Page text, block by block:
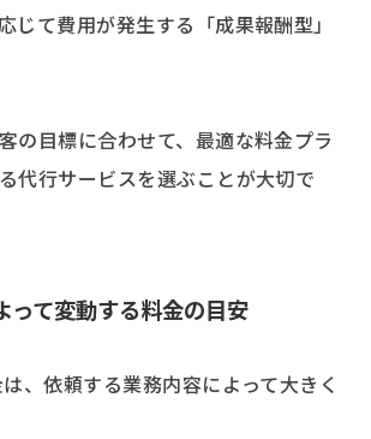
じて費用が発生する「成果報酬型」
の目標に合わせて、最適な料金プラ
代行サービスを選ぶことが大切で
って変動する料金の目安
、依頼する業務内容によって大きく